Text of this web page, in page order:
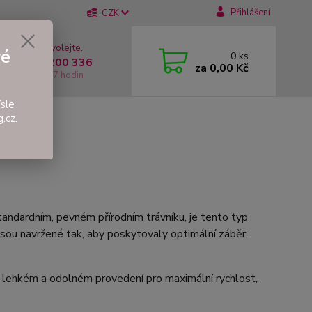
CZK Přihlášení
si rady? Zavolejte.
737 200 336
Pátek: 8 - 17 hodin
0 ks
za 0,00 Kč
pevném přírodním trávníku, je tento typ
navržené tak, aby poskytovaly optimální záběr,
a odolném provedení pro maximální rychlost,